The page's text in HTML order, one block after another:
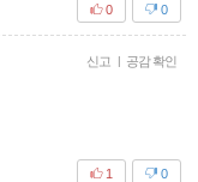
0
0
신고 공감 확인
0
1